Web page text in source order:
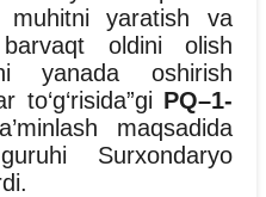
muhitni yaratish va
barvaqt oldini olish
yanada oshirish
to‘g‘risida”gi PQ–1-
maqsadida
Surxondaryo